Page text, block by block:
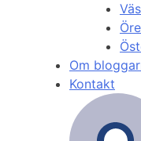
Om
Kontakt